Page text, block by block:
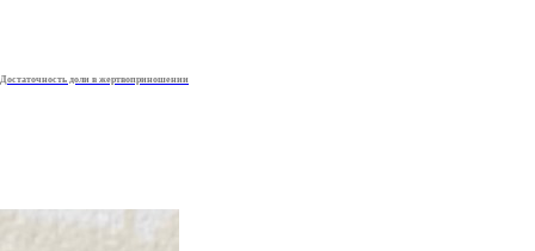
Достаточность доли в жертвоприношении